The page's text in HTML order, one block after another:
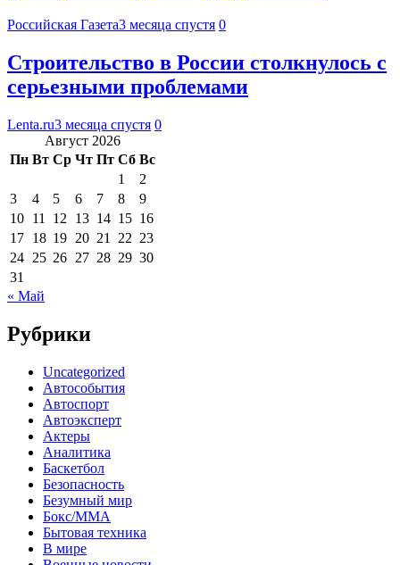
Российская Газета3 месяца спустя 0
Строительство в России столкнулось с
серьезными проблемами
Lenta.ru3 месяца спустя 0
Август 2026
Пн Вт Ср Чт Пт Сб Вс
1
2
3
4 5 6 7 8
9
10 11 12 13 14 15 16
17 18 19 20 21 22 23
24 25 26 27 28 29 30
31
« Май
Рубрики
Uncategorized
Автособытия
Автоспорт
Автоэксперт
Актеры
Аналитика
Баскетбол
Безопасность
Безумный мир
Бокс/MMA
Бытовая техника
В мире